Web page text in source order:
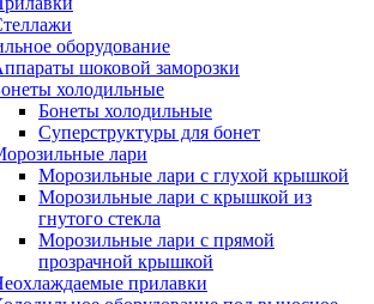
оборудование
шоковой заморозки
холодильные
Бонеты холодильные
Суперструктуры для бонет
лари
Морозильные лари с глухой крышкой
Морозильные лари с крышкой из
гнутого стекла
Морозильные лари с прямой
прозрачной крышкой
прилавки